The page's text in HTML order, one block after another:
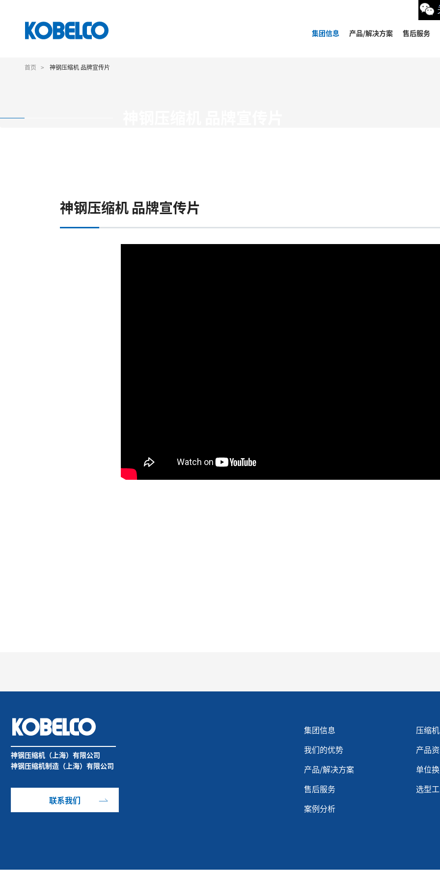
容
集团信息 产品/解决方案 售后服务
首页 神钢压缩机 品牌宣传片
神钢压缩机 品牌宣传片
神钢压缩机（上海）有限公司
神钢压缩机制造（上海）有限公司
联系我们
Menu footer 2
集团信息
我们的优势
产品/解决方案
售后服务
案例分析
压缩
产品
单位
选型